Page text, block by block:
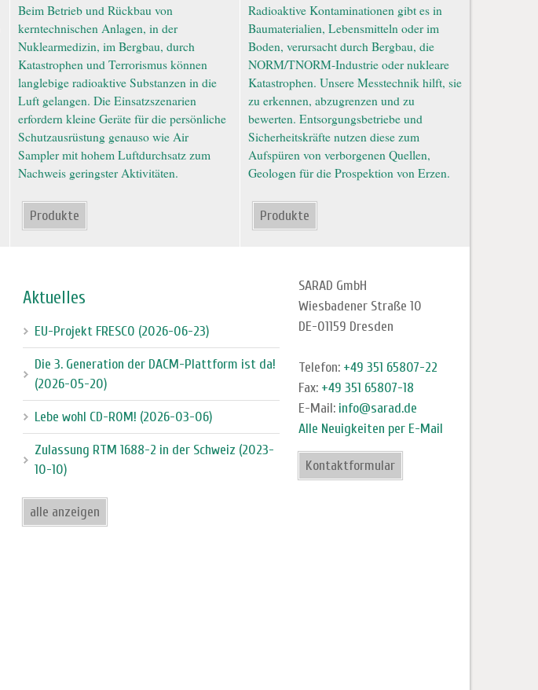
Beim Betrieb und Rückbau von
kerntechnischen Anlagen, in der
Nuklearmedizin, im Bergbau, durch
Katastrophen und Terrorismus können
langlebige radioaktive Substanzen in die
Luft gelangen. Die Einsatzszenarien
erfordern kleine Geräte für die persönliche
Schutzausrüstung genauso wie Air
Sampler mit hohem Luftdurchsatz zum
Nachweis geringster Aktivitäten.
Produkte
Radioaktive Kontaminationen gibt es in
Baumaterialien, Lebensmitteln oder im
Boden, verursacht durch Bergbau, die
NORM/TNORM-Industrie oder nukleare
Katastrophen. Unsere Messtechnik hilft, sie
zu erkennen, abzugrenzen und zu
bewerten. Entsorgungsbetriebe und
Sicherheitskräfte nutzen diese zum
Aufspüren von verborgenen Quellen,
Geologen für die Prospektion von Erzen.
Produkte
Aktuelles
EU-Projekt FRESCO (2026-06-23)
Die 3. Generation der DACM-Plattform ist da!
(2026-05-20)
Lebe wohl CD-ROM! (2026-03-06)
Zulassung RTM 1688-2 in der Schweiz (2023-
10-10)
alle anzeigen
SARAD GmbH
Wiesbadener Straße 10
DE-01159 Dresden
Telefon: +49 351 65807-22
Fax: +49 351 65807-18
E-Mail: info@sarad.de
Alle Neuigkeiten per E-Mail
Kontaktformular